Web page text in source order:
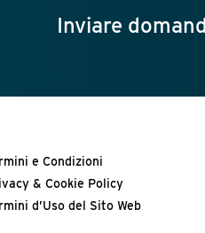
Inviare
e Condizioni
& Cookie Policy
d’Uso del Sito Web